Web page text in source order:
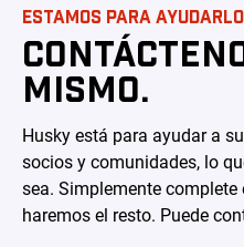
ESTAMOS PARA
MISMO.
Husky está para ayudar a
socios y comunidades, lo
sea. Simplemente
haremos el resto. Puede